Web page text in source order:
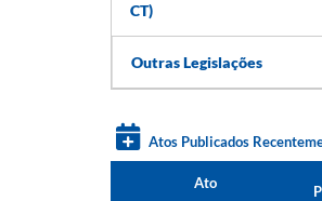
CT)
Outras Legislações
Atos Publicados
Ato